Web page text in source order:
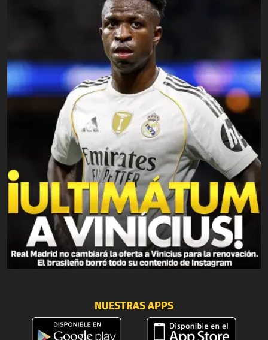
NUESTRAS APPS